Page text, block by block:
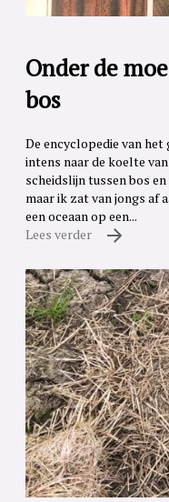
Onder de
bos
De encyclopedie van
intens naar de koelte
scheidslijn tussen bos
maar ik zat van jongs af
een oceaan op een...
Lees verder